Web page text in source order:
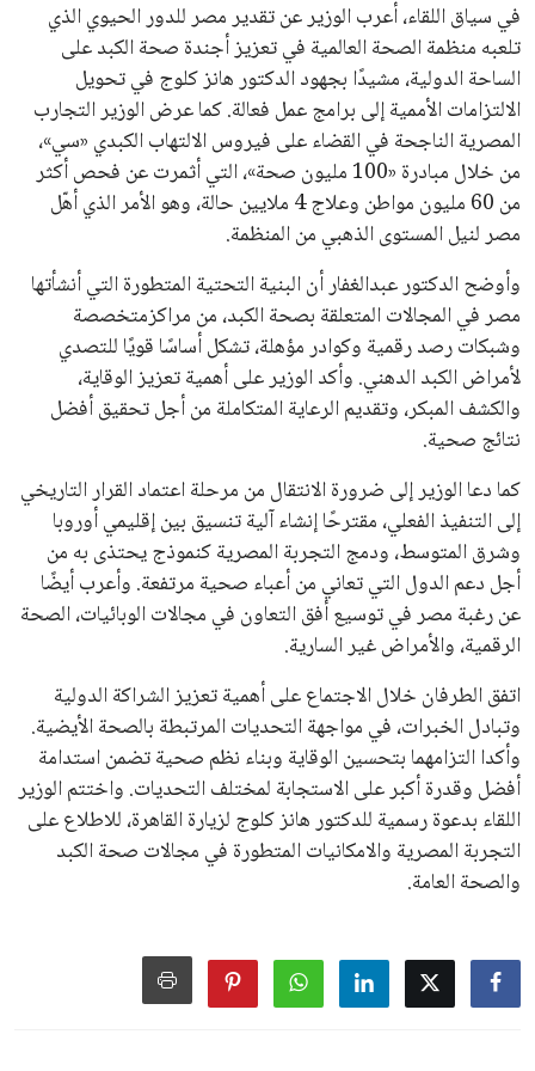
يبدو أن السويسري جياني إنفانتينو في طريقه للاحتفاظ بمنصبه
كرئيس للاتحاد الدولي لكرة القدم “فيفا” لفترة رابعة، بعد أن حصل
على تأييد واسع من أكثر من 200 اتحاد وطني من أصل 211 في
الجمعية العمومية. مما يعزز فرصته للفوز في الانتخابات المقررة عام
2027، ويجعله المرشح الأكثر حظًا حتى الآن.
هذا الدعم الواسع يأتي على الرغم من الانتقادات التي وجهت
لإنفانتينو في الآونة الأخيرة. حتى الآن، لم يتقدم أي مرشح منافس
في السباق الانتخابي، ولم تتمكن الأصوات المعارضة من التوصل إلى
اسم يوازن موقف إنفانتينو، قبل انتهاء فترة الترشح في نوفمبر
المقبل.
يعتمد إنفانتينو على قاعدة دعم قوية من الاتحادات القارية المختلفة،
بما في ذلك الاتحاد الأفريقي والآسيوي، بالإضافة إلى دعم غالبية
اتحادات أمريكا الجنوبية والكونكاكاف. وقد ساهمت مجموعة من
القرارات التي اتخذها في زيادة الموارد المالية لهذه الاتحادات، فضلاً
عن رفع عدد الفرق المشاركة في كأس العالم، وإطلاق بطولات دولية
جديدة تحت مظلة “فيفا”.
على الجانب الآخر، تتركز المعارضة بشكل ملحوظ داخل القارة
الأوروبية، حيث ارتفعت حدة الانتقادات الموجهة إلى إنفانتينو
بسبب التوسع المستمر في البطولات الدولية وأثر ذلك على الجدول
الزمني للمسابقات المحلية. وقد دعا رئيس رابطة الدوري الإسباني،
خافيير تيباس، إلى تنحّي إنفانتينو، معتبراً أن سياساته تضر بصناعة
كرة القدم وتزيد من ضغوط المباريات.
على الرغم من هذه الانتقادات، تشير التوقعات إلى أن إنفانتينو
يمتلك فرصًا كبيرة للفوز بولاية جديدة، خصوصًا في ظل غياب
منافس قوي يتمتع بإجماع داخل الأسرة الكروية الدولية. هذا يعزز
من فرص استمراره في قيادة “فيفا” حتى عام 2031.